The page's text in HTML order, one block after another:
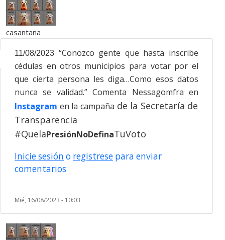
casantana
11/08/2023 “Conozco gente que hasta inscribe
cédulas en otros municipios para votar por el
que cierta persona les diga…Como esos datos
nunca se validad.” Comenta Nessagomfra en
Instagram en la campaña de la Secretaría de
Transparencia
#QuelaPresiónNoDefinaTuVoto
Inicie sesión o registrese para enviar
comentarios
Mié, 16/08/2023 - 10:03